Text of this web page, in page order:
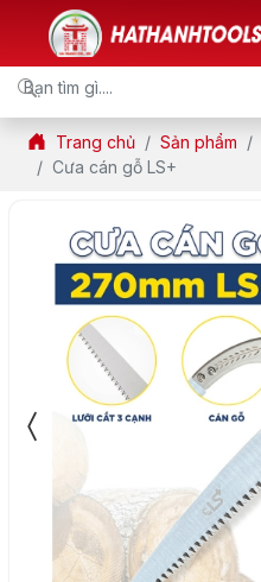
Trang chủ Sản phẩm
Cưa cán gỗ LS+